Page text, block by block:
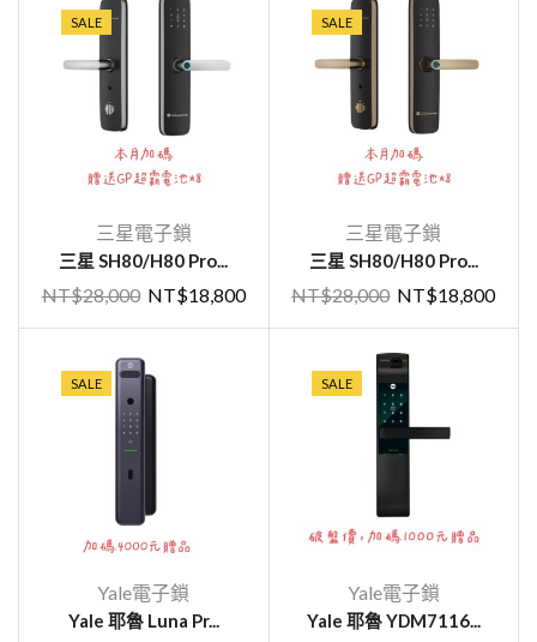
SALE
三星電子鎖
三星 SH80/H80 Pro...
NT$28,000 NT$18,800
SALE
三星電子鎖
三星 SH80/H80 Pro...
NT$28,000 NT$18,800
SALE
Yale電子鎖
Yale 耶魯 Luna Pr...
SALE
Yale電子鎖
Yale 耶魯 YDM7116...